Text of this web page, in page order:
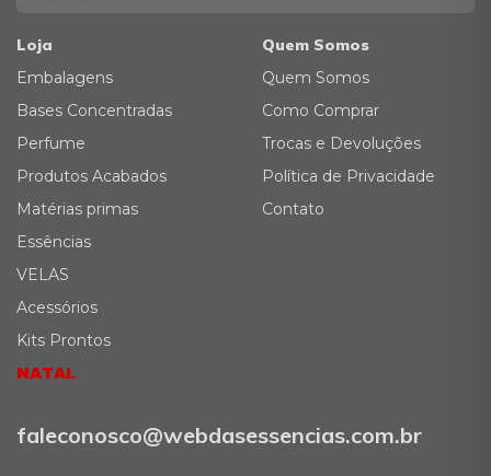
Loja
Embalagens
Bases Concentradas
Perfume
Produtos Acabados
Matérias primas
Essências
VELAS
Acessórios
Kits Prontos
NATAL
Quem Somos
Quem Somos
Como Comprar
Trocas e Devoluções
Política de Privacidade
Contato
faleconosco@webdasessencias.com.br